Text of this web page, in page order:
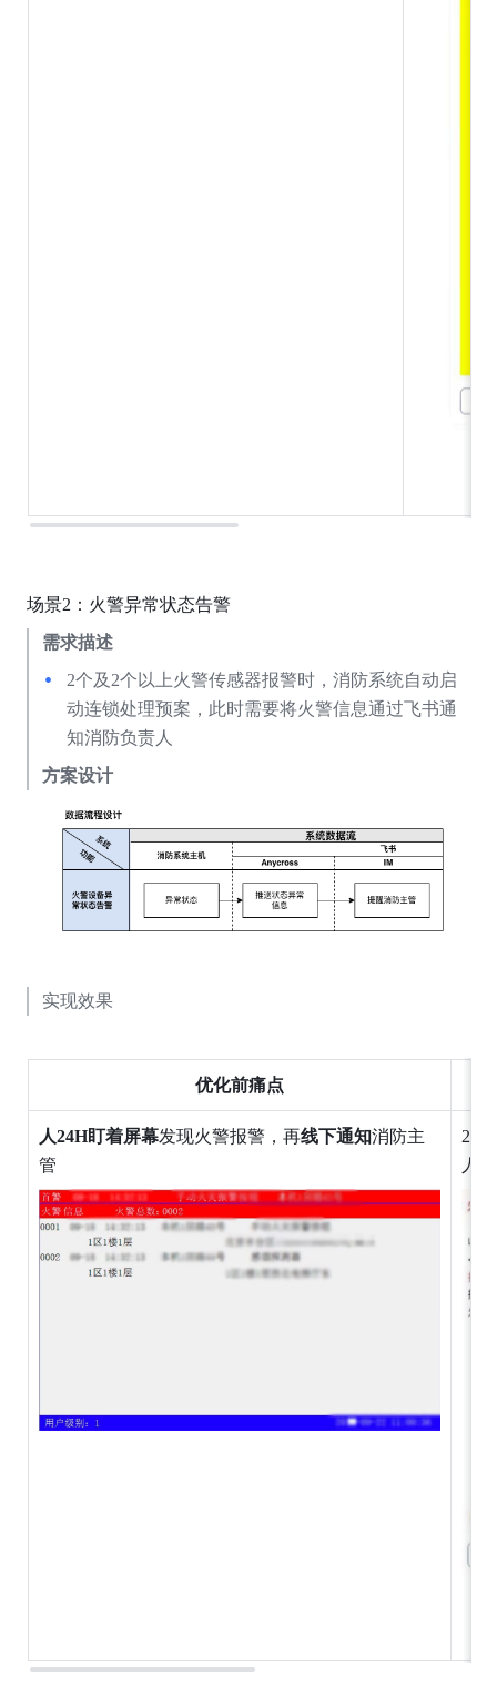
场景2：火警异常状态告警
需求描述
2个及2个以上火警传感器报警时，消防系统自动启
动连锁处理预案，此时需要将火警信息通过飞书通
知消防负责人
方案设计
实现效果
优化前痛点
人24H盯着屏幕发现火警报警，再线下通知消防主
管
2个
人